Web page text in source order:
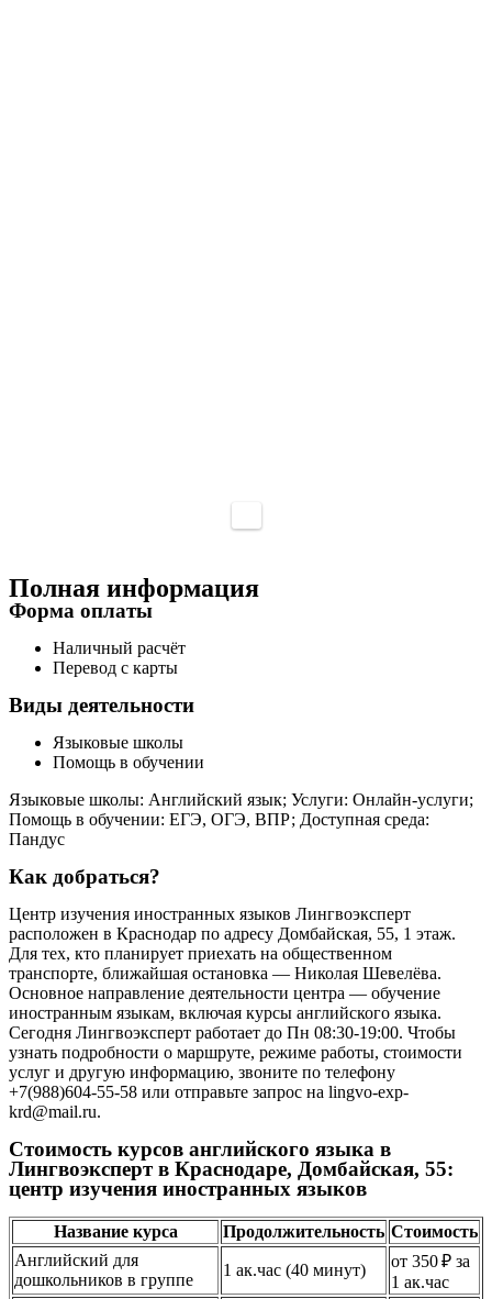
Полная информация
Форма оплаты
Наличный расчёт
Перевод с карты
Виды деятельности
Языковые школы
Помощь в обучении
Языковые школы: Английский язык; Услуги: Онлайн-услуги;
Помощь в обучении: ЕГЭ, ОГЭ, ВПР; Доступная среда:
Пандус
Как добраться?
Центр изучения иностранных языков Лингвоэксперт
расположен в Краснодар по адресу Домбайская, 55, 1 этаж.
Для тех, кто планирует приехать на общественном
транспорте, ближайшая остановка — Николая Шевелёва.
Основное направление деятельности центра — обучение
иностранным языкам, включая курсы английского языка.
Сегодня Лингвоэксперт работает до Пн 08:30-19:00. Чтобы
узнать подробности о маршруте, режиме работы, стоимости
услуг и другую информацию, звоните по телефону
+7(988)604-55-58 или отправьте запрос на lingvo-exp-
krd@mail.ru.
Стоимость курсов английского языка в
Лингвоэксперт в Краснодаре, Домбайская, 55:
центр изучения иностранных языков
Название курса Продолжительность Стоимость
Английский для
дошкольников в группе
1 ак.час (40 минут)
от 350 ₽ за
1 ак.час